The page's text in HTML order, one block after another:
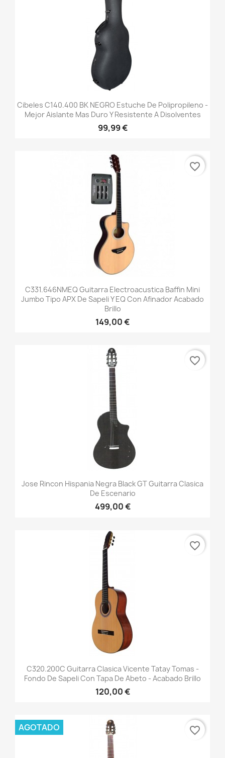
Cibeles C140.400 BK NEGRO Estuche De Polipropileno -
Mejor Aislante Mas Duro Y Resistente A Disolventes
99,99 €
C331.646NMEQ Guitarra Electroacustica Baffin Mini
Jumbo Tipo APX De Sapeli Y EQ Con Afinador Acabado
Brillo
149,00 €
favorite_border
Jose Rincon Hispania Negra Black GT Guitarra Clasica
De Escenario
499,00 €
favorite_border
C320.200C Guitarra Clasica Vicente Tatay Tomas -
Fondo De Sapeli Con Tapa De Abeto - Acabado Brillo
120,00 €
favorite_border
AGOTADO favorite_border